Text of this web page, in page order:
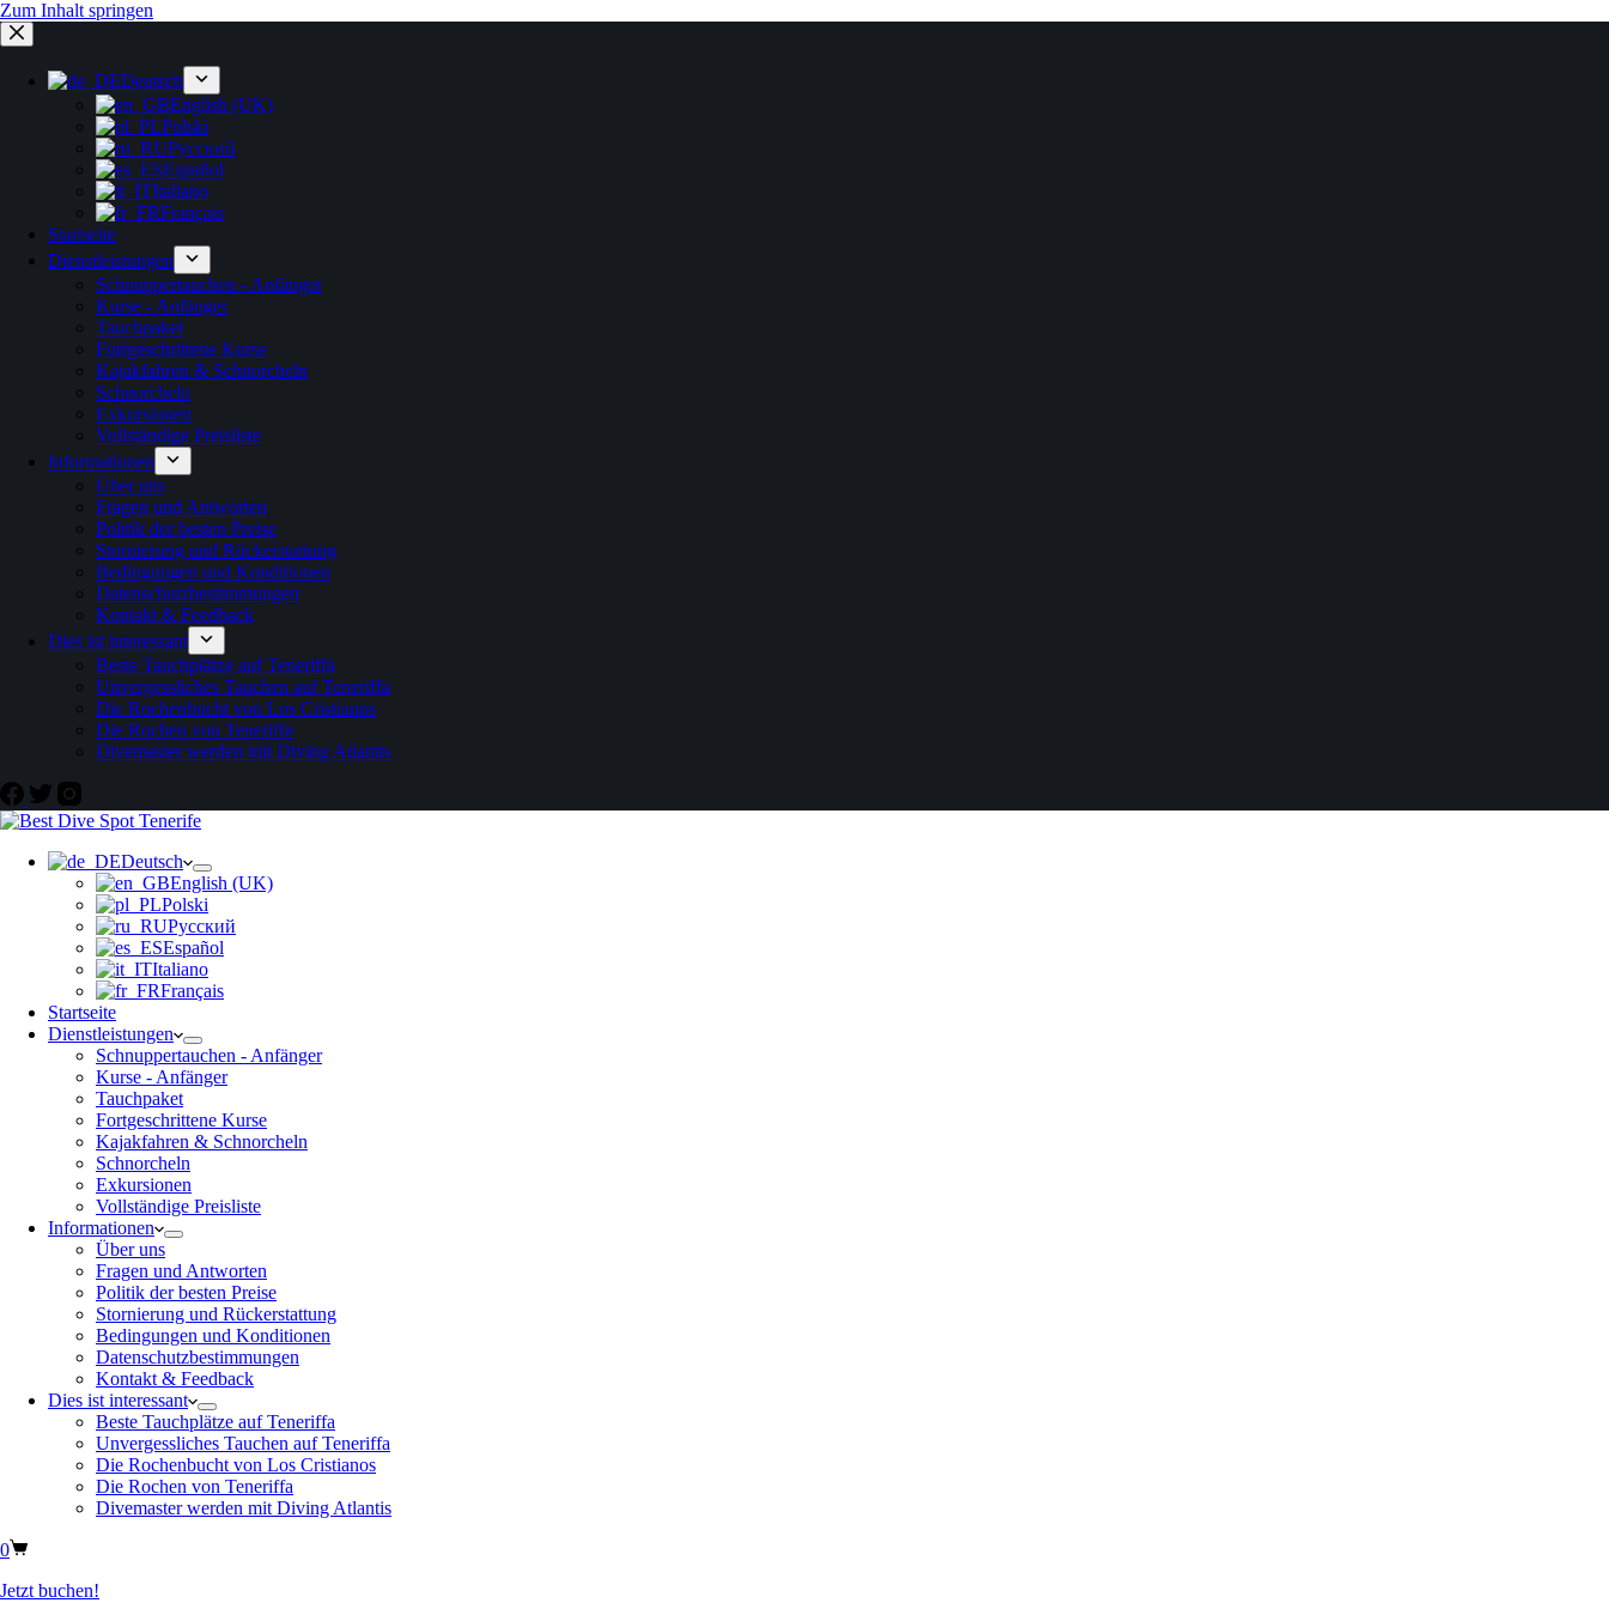
Zum Inhalt springen
Deutsch
English (UK)
Polski
Русский
Español
Italiano
Français
Startseite
Dienstleistungen
Schnuppertauchen - Anfänger
Kurse - Anfänger
Tauchpaket
Fortgeschrittene Kurse
Kajakfahren & Schnorcheln
Schnorcheln
Exkursionen
Vollständige Preisliste
Informationen
Über uns
Fragen und Antworten
Politik der besten Preise
Stornierung und Rückerstattung
Bedingungen und Konditionen
Datenschutzbestimmungen
Kontakt & Feedback
Dies ist interessant
Beste Tauchplätze auf Teneriffa
Unvergessliches Tauchen auf Teneriffa
Die Rochenbucht von Los Cristianos
Die Rochen von Teneriffa
Divemaster werden mit Diving Atlantis
Deutsch
English (UK)
Polski
Русский
Español
Italiano
Français
Startseite
Dienstleistungen
Schnuppertauchen - Anfänger
Kurse - Anfänger
Tauchpaket
Fortgeschrittene Kurse
Kajakfahren & Schnorcheln
Schnorcheln
Exkursionen
Vollständige Preisliste
Informationen
Über uns
Fragen und Antworten
Politik der besten Preise
Stornierung und Rückerstattung
Bedingungen und Konditionen
Datenschutzbestimmungen
Kontakt & Feedback
Dies ist interessant
Beste Tauchplätze auf Teneriffa
Unvergessliches Tauchen auf Teneriffa
Die Rochenbucht von Los Cristianos
Die Rochen von Teneriffa
Divemaster werden mit Diving Atlantis
0
Jetzt buchen!